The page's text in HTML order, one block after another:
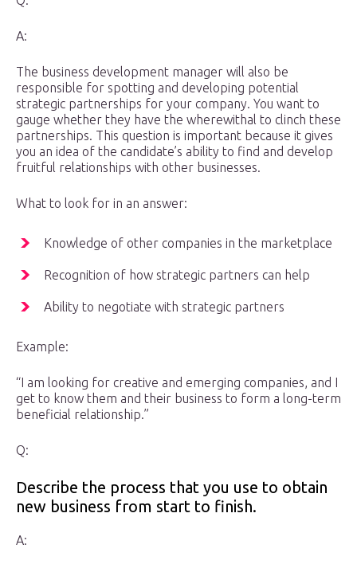
A:
The business development manager will also be
responsible for spotting and developing potential
strategic partnerships for your company. You want to
gauge whether they have the wherewithal to clinch these
partnerships. This question is important because it gives
you an idea of the candidate’s ability to find and develop
fruitful relationships with other businesses.
What to look for in an answer:
Knowledge of other companies in the marketplace
Recognition of how strategic partners can help
Ability to negotiate with strategic partners
Example:
“I am looking for creative and emerging companies, and I
get to know them and their business to form a long-term
beneficial relationship.”
Q:
Describe the process that you use to obtain
new business from start to finish.
A: